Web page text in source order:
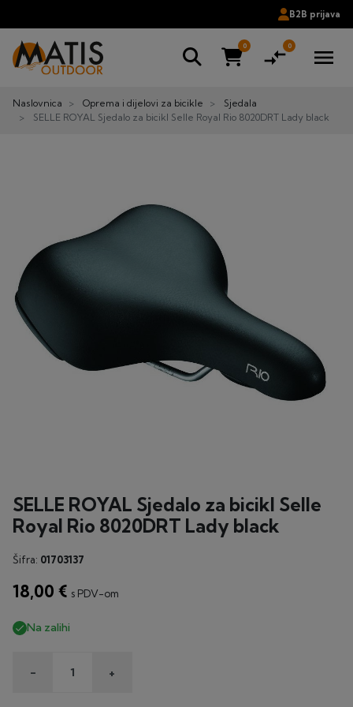
B2B prijava
0 compare_arrows0 menu
Naslovnica Oprema i dijelovi za bicikle
Sjedala
SELLE ROYAL Sjedalo za bicikl Selle Royal Rio 8020DRT Lady black
SELLE ROYAL Sjedalo za bicikl Selle
Royal Rio 8020DRT Lady black
Šifra: 01703137
18,00 € s PDV-om
 Na zalihi
- +